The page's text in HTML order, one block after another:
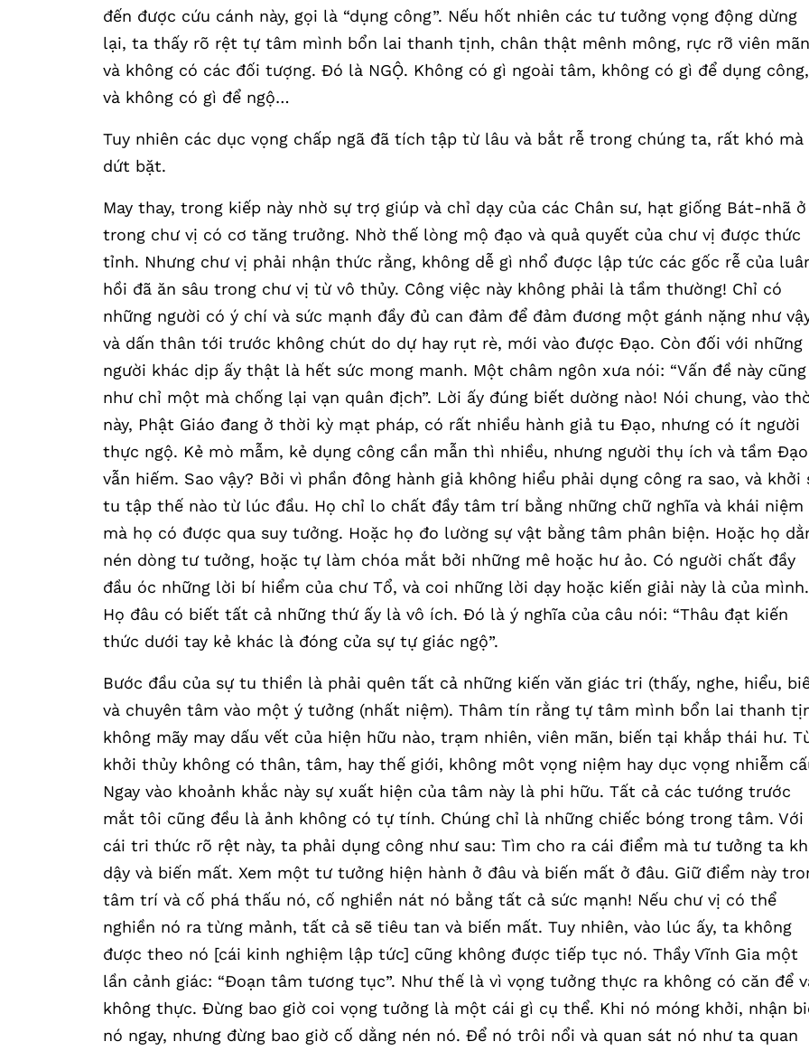
đến được cứu cánh này, gọi là “dụng công”. Nếu hốt nhiên các tư tưởng vọng động dừng
lại, ta thấy rõ rệt tự tâm mình bổn lai thanh tịnh, chân thật mênh mông, rực rỡ viên mãn
và không có các đối tượng. Đó là NGỘ. Không có gì ngoài tâm, không có gì để dụng công,
và không có gì để ngộ…
Tuy nhiên các dục vọng chấp ngã đã tích tập từ lâu và bắt rễ trong chúng ta, rất khó mà
dứt bặt.
May thay, trong kiếp này nhờ sự trợ giúp và chỉ dạy của các Chân sư, hạt giống Bát-nhã ở
trong chư vị có cơ tăng trưởng. Nhờ thế lòng mộ đạo và quả quyết của chư vị được thức
tỉnh. Nhưng chư vị phải nhận thức rằng, không dễ gì nhổ được lập tức các gốc rễ của
hồi đã ăn sâu trong chư vị từ vô thủy. Công việc này không phải là tầm thường! Chỉ có
những người có ý chí và sức mạnh đầy đủ can đảm để đảm đương một gánh nặng như
và dấn thân tới trước không chút do dự hay rụt rè, mới vào được Đạo. Còn đối với những
người khác dịp ấy thật là hết sức mong manh. Một châm ngôn xưa nói: “Vấn đề này cũng
như chỉ một mà chống lại vạn quân địch”. Lời ấy đúng biết dường nào! Nói chung, vào
này, Phật Giáo đang ở thời kỳ mạt pháp, có rất nhiều hành giả tu Đạo, nhưng có ít người
thực ngộ. Kẻ mò mẫm, kẻ dụng công cần mẫn thì nhiều, nhưng người thụ ích và tầm Đạo
vẫn hiếm. Sao vậy? Bởi vì phần đông hành giả không hiểu phải dụng công ra sao, và khởi
tu tập thế nào từ lúc đầu. Họ chỉ lo chất đầy tâm trí bằng những chữ nghĩa và khái niệm
mà họ có được qua suy tưởng. Hoặc họ đo lường sự vật bằng tâm phân biện. Hoặc họ
nén dòng tư tưởng, hoặc tự làm chóa mắt bởi những mê hoặc hư ảo. Có người chất đầy
đầu óc những lời bí hiểm của chư Tổ, và coi những lời dạy hoặc kiến giải này là của mình.
Họ đâu có biết tất cả những thứ ấy là vô ích. Đó là ý nghĩa của câu nói: “Thâu đạt kiến
thức dưới tay kẻ khác là đóng cửa sự tự giác ngộ”.
Bước đầu của sự tu thiền là phải quên tất cả những kiến văn giác tri (thấy, nghe, hiểu,
và chuyên tâm vào một ý tưởng (nhất niệm). Thâm tín rằng tự tâm mình bổn lai thanh
không mãy may dấu vết của hiện hữu nào, trạm nhiên, viên mãn, biến tại khắp thái hư.
khởi thủy không có thân, tâm, hay thế giới, không môt vọng niệm hay dục vọng nhiễm
Ngay vào khoảnh khắc này sự xuất hiện của tâm này là phi hữu. Tất cả các tướng trước
mắt tôi cũng đều là ảnh không có tự tính. Chúng chỉ là những chiếc bóng trong tâm. Với
cái tri thức rõ rệt này, ta phải dụng công như sau: Tìm cho ra cái điểm mà tư tưởng ta
dậy và biến mất. Xem một tư tưởng hiện hành ở đâu và biến mất ở đâu. Giữ điểm này
tâm trí và cố phá thấu nó, cố nghiền nát nó bằng tất cả sức mạnh! Nếu chư vị có thể
nghiền nó ra từng mảnh, tất cả sẽ tiêu tan và biến mất. Tuy nhiên, vào lúc ấy, ta không
được theo nó [cái kinh nghiệm lập tức] cũng không được tiếp tục nó. Thầy Vĩnh Gia một
lần cảnh giác: “Đoạn tâm tương tục”. Như thế là vì vọng tưởng thực ra không có căn để
không thực. Đừng bao giờ coi vọng tưởng là một cái gì cụ thể. Khi nó móng khởi, nhận
nó ngay, nhưng đừng bao giờ cố dằng nén nó. Để nó trôi nổi và quan sát nó như ta quan